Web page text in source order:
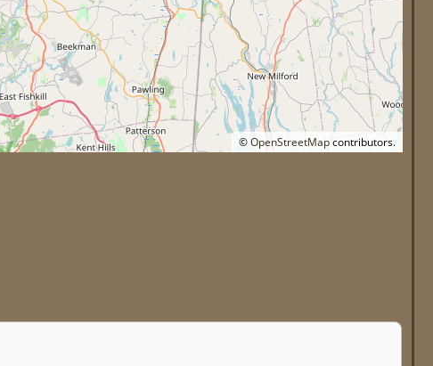
©OpenStreetMapcontributors.